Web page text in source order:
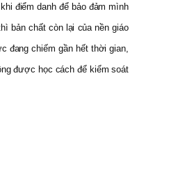
điểm danh để bảo đảm mình
bản chất còn lại của nền giáo
đang chiếm gần hết thời gian,
được học cách để kiểm soát